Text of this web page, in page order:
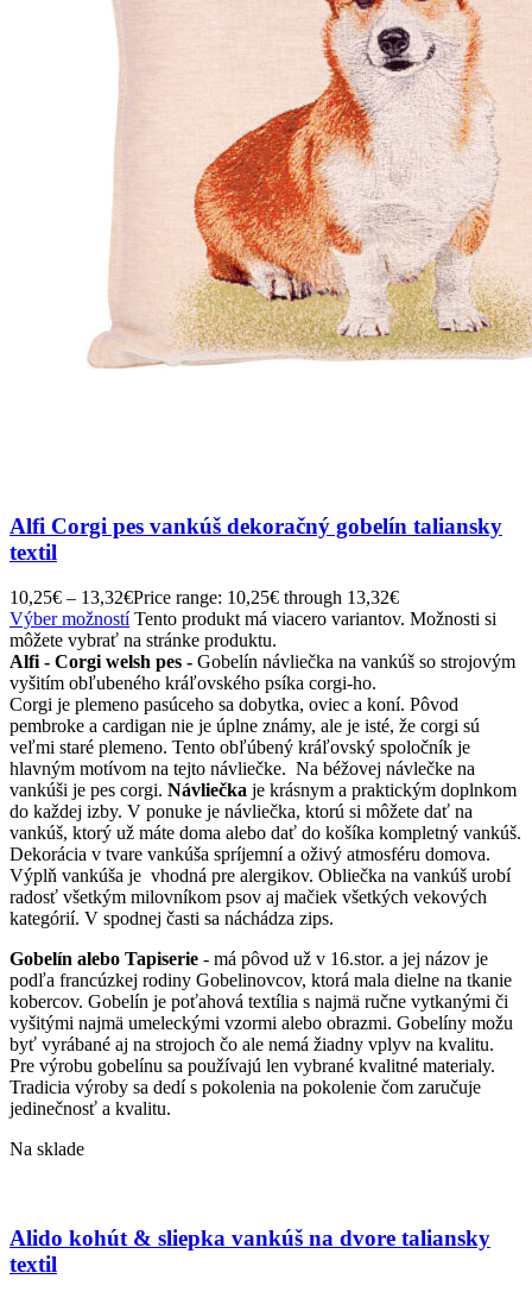
Alfi Corgi pes vankúš dekoračný gobelín taliansky
textil
10,25€ – 13,32€Price range: 10,25€ through 13,32€
Výber možnostíTento produkt má viacero variantov. Možnosti si
môžete vybrať na stránke produktu.
Alfi - Corgi welsh pes - Gobelín návliečka na vankúš so strojovým
vyšitím obľubeného kráľovského psíka corgi-ho.
Corgi je plemeno pasúceho sa dobytka, oviec a koní. Pôvod
pembroke a cardigan nie je úplne známy, ale je isté, že corgi sú
veľmi staré plemeno. Tento obľúbený kráľovský spoločník je
hlavným motívom na tejto návliečke. Na béžovej návlečke na
vankúši je pes corgi. Návliečka je krásnym a praktickým doplnkom
do každej izby. V ponuke je návliečka, ktorú si môžete dať na
vankúš, ktorý už máte doma alebo dať do košíka kompletný vankúš.
Dekorácia v tvare vankúša spríjemní a oživý atmosféru domova.
Výplň vankúša je vhodná pre alergikov. Obliečka na vankúš urobí
radosť všetkým milovníkom psov aj mačiek všetkých vekových
kategórií. V spodnej časti sa náchádza zips.
Gobelín alebo Tapiserie - má pôvod už v 16.stor. a jej názov je
podľa francúzkej rodiny Gobelinovcov, ktorá mala dielne na tkanie
kobercov. Gobelín je poťahová textília s najmä ručne vytkanými či
vyšitými najmä umeleckými vzormi alebo obrazmi. Gobelíny možu
byť vyrábané aj na strojoch čo ale nemá žiadny vplyv na kvalitu.
Pre výrobu gobelínu sa používajú len vybrané kvalitné materialy.
Tradicia výroby sa dedí s pokolenia na pokolenie čom zaručuje
jedinečnosť a kvalitu.
Na sklade
Alido kohút & sliepka vankúš na dvore taliansky
textil